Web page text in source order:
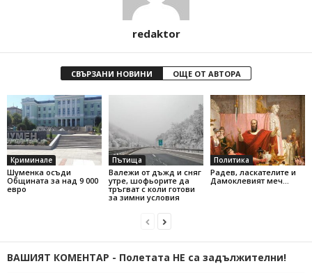
redaktor
СВЪРЗАНИ НОВИНИ ОЩЕ ОТ АВТОРА
Криминале
Шуменка осъди
Общината за над 9 000
евро
Пътища
Валежи от дъжд и сняг
утре, шофьорите да
тръгват с коли готови
за зимни условия
Политика
Радев, ласкателите и
Дамоклевият меч…
ВАШИЯТ КОМЕНТАР - Полетата НЕ са задължителни!